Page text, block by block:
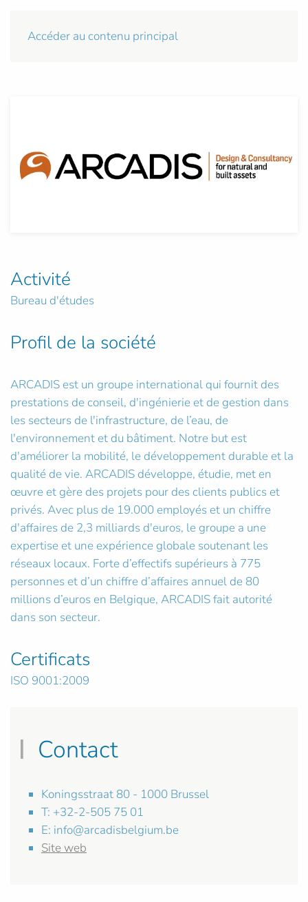
Accéder au contenu principal
Activité
Bureau d'études
Profil de la société
ARCADIS est un groupe international qui fournit des
prestations de conseil, d'ingénierie et de gestion dans
les secteurs de l'infrastructure, de l’eau, de
l'environnement et du bâtiment. Notre but est
d'améliorer la mobilité, le développement durable et la
qualité de vie. ARCADIS développe, étudie, met en
œuvre et gère des projets pour des clients publics et
privés. Avec plus de 19.000 employés et un chiffre
d'affaires de 2,3 milliards d'euros, le groupe a une
expertise et une expérience globale soutenant les
réseaux locaux. Forte d’effectifs supérieurs à 775
personnes et d’un chiffre d’affaires annuel de 80
millions d’euros en Belgique, ARCADIS fait autorité
dans son secteur.
Certificats
ISO 9001:2009
Contact
Koningsstraat 80 - 1000 Brussel
T: +32-2-505 75 01
E: info@arcadisbelgium.be
Site web